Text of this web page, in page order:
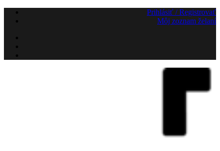
Preskočiť
Prihlásiť / Registrovať
Môj zoznam želaní